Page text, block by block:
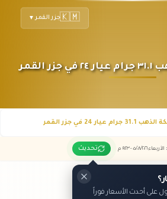
🇰🇲جزر القمر▼
القمر
عيار 24 في جزر القمر
: الأربعاء ٠٥ /٠٨/٢٠٢٦ - ٠٩:٢٣ م تحديث
على أحدث الأسعار فوراً